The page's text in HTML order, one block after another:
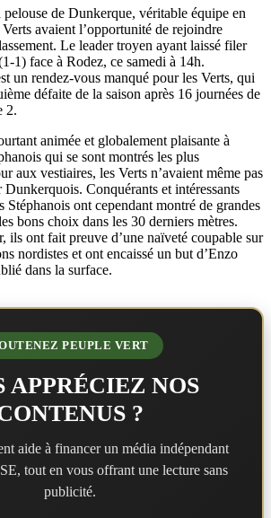
de Dunkerque, véritable équipe en
avaient l’opportunité de rejoindre
Le leader troyen ayant laissé filer
1) face à Rodez, ce samedi à 14h.
un rendez-vous manqué pour les Verts, qui
défaite de la saison après 16 journées de
2.
animée et globalement plaisante à
qui se sont montrés les plus
aux vestiaires, les Verts n’avaient même pas
Conquérants et intéressants
Stéphanois ont cependant montré de grandes
bons choix dans les 30 derniers mètres.
ils ont fait preuve d’une naïveté coupable sur
nordistes et ont encaissé un but d’Enzo
dans la surface.
PEUPLE VERT
APPRÉCIEZ NOS
?
aide à financer un média indépendant
tout en vous offrant une lecture sans
publicité.